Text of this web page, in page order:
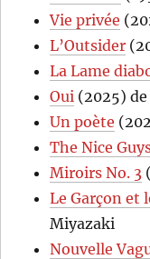
Vie privée
L’Outsider
La Lame
Oui (2025)
Un poète
The Nice
Miroirs No. 3
Le Garçon et
Miyazaki
Nouvelle